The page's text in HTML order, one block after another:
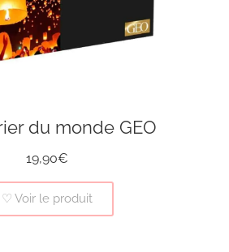
du monde GEO
19,90€
♡ Voir le produit